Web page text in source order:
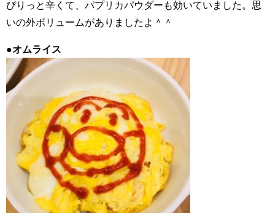
ぴりっと辛くて、パプリカパウダーも効いていました。思
いの外ボリュームがありましたよ＾＾
●オムライス